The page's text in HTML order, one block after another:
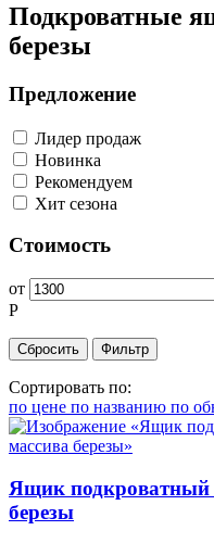
Подкроватные
березы
Предложение
Лидер продаж
Новинка
Рекомендуем
Хит сезона
Стоимость
от
Р
Сортировать по:
по цене по названию по
Ящик подкроватный
березы